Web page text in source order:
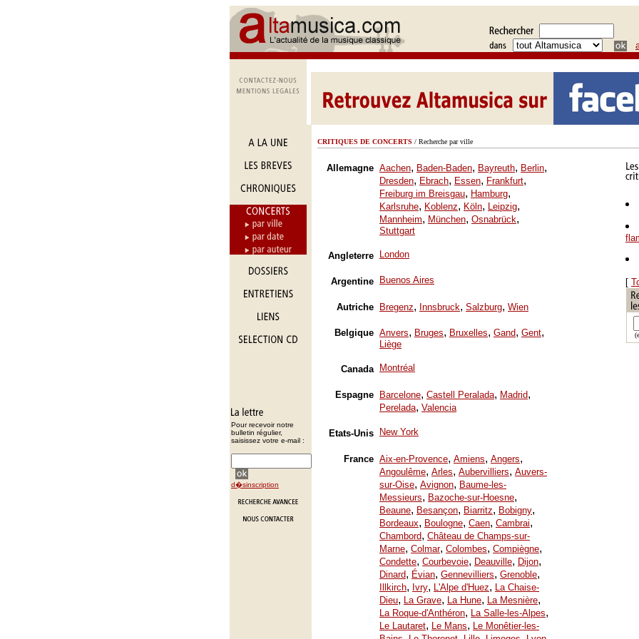
Pour recevoir notre
bulletin régulier,
saisissez votre e-mail :
d�sinscription
CRITIQUES DE CONCERTS / Recherche par ville
Allemagne Aachen, Baden-Baden, Bayreuth, Berlin,
Dresden, Ebrach, Essen, Frankfurt,
Freiburg im Breisgau, Hamburg,
Karlsruhe, Koblenz, Köln, Leipzig,
Mannheim, München, Osnabrück,
Stuttgart
Angleterre London
Argentine Buenos Aires
Autriche Bregenz, Innsbruck, Salzburg, Wien
Belgique Anvers, Bruges, Bruxelles, Gand, Gent,
Liège
Canada Montréal
Espagne Barcelone, Castell Peralada, Madrid,
Perelada, Valencia
Etats-Unis New York
France Aix-en-Provence, Amiens, Angers,
Angoulême, Arles, Aubervilliers, Auvers-
sur-Oise, Avignon, Baume-les-
Messieurs, Bazoche-sur-Hoesne,
Beaune, Besançon, Biarritz, Bobigny,
Bordeaux, Boulogne, Caen, Cambrai,
Chambord, Château de Champs-sur-
Marne, Colmar, Colombes, Compiègne,
Condette, Courbevoie, Deauville, Dijon,
Dinard, Évian, Gennevilliers, Grenoble,
Illkirch, Ivry, L'Alpe d'Huez, La Chaise-
Dieu, La Grave, La Hune, La Mesnière,
La Roque-d'Anthéron, La Salle-les-Alpes,
Le Lautaret, Le Mans, Le Monêtier-les-
[